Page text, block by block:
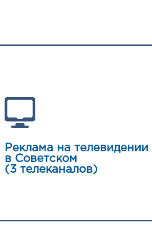
Реклама на телевидении
в Советском
(3 телеканалов)